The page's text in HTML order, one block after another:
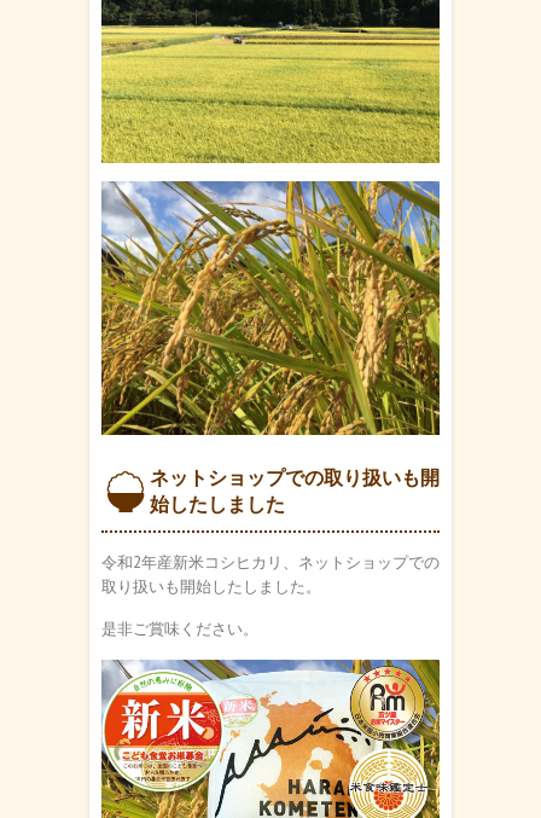
ネットショップでの取り扱いも開
始したしました
令和2年産新米コシヒカリ、ネットショップでの
取り扱いも開始したしました。
是非ご賞味ください。